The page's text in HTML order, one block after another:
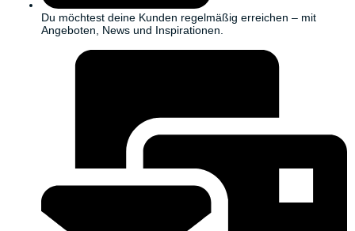
Du möchtest deine Kunden regelmäßig erreichen – mit
Angeboten, News und Inspirationen.